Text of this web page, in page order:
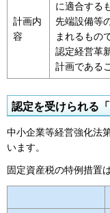
計画内
容
に適合する
先端設備等
まれるもの
認定経営革
計画である
認定を受けられる
中小企業等経営強化法
います。
固定資産税の特例措置